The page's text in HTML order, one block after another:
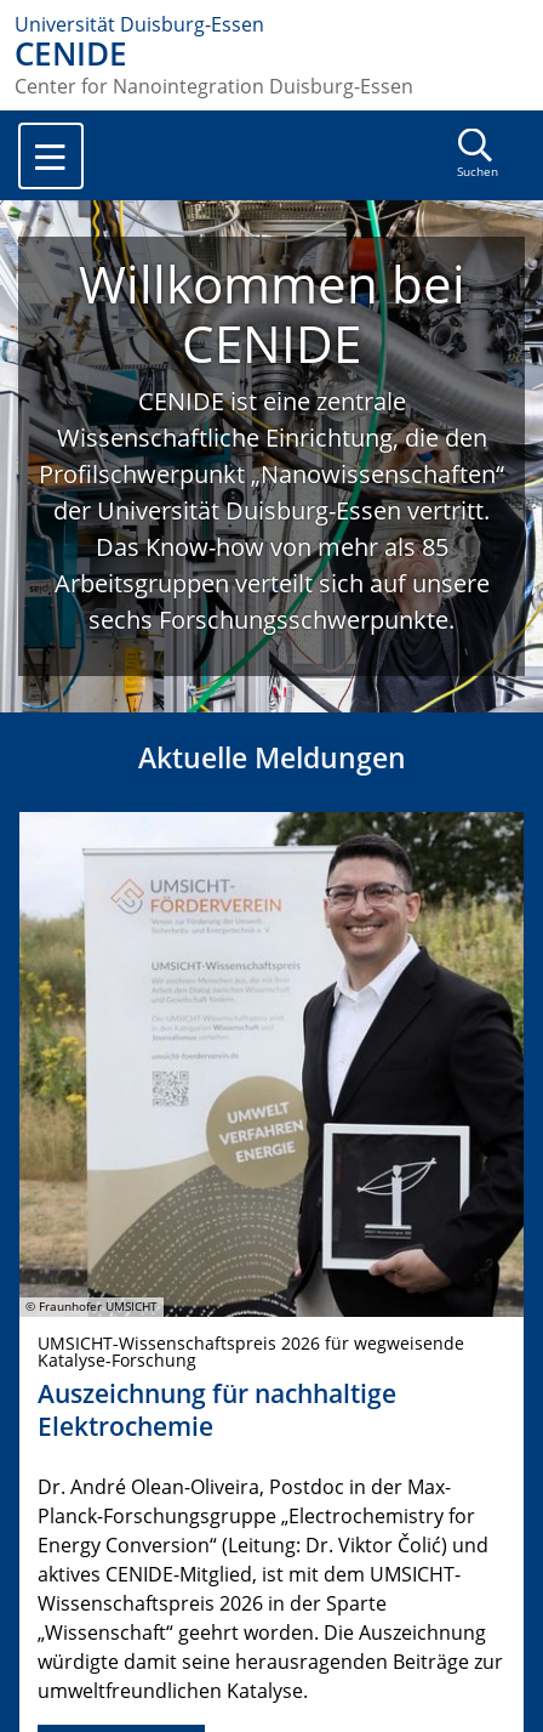
Universität Duisburg-Essen
CENIDE
Center for Nanointegration Duisburg-Essen
Suchen
Willkommen bei
CENIDE
CENIDE ist eine zentrale
Wissenschaftliche Einrichtung, die den
Profilschwerpunkt „Nanowissenschaften“
der Universität Duisburg-Essen vertritt.
Das Know-how von mehr als 85
Arbeitsgruppen verteilt sich auf unsere
sechs Forschungsschwerpunkte.
Aktuelle Meldungen
© Fraunhofer UMSICHT
UMSICHT-Wissenschaftspreis 2026 für wegweisende
Katalyse-Forschung
Auszeichnung für nachhaltige
Elektrochemie
Dr. André Olean-Oliveira, Postdoc in der Max-
Planck-Forschungsgruppe „Electrochemistry for
Energy Conversion“ (Leitung: Dr. Viktor Čolić) und
aktives CENIDE-Mitglied, ist mit dem UMSICHT-
Wissenschaftspreis 2026 in der Sparte
„Wissenschaft“ geehrt worden. Die Auszeichnung
würdigte damit seine herausragenden Beiträge zur
umweltfreundlichen Katalyse.